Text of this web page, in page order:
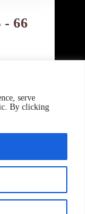
serve
By clicking
- 66
-
By: